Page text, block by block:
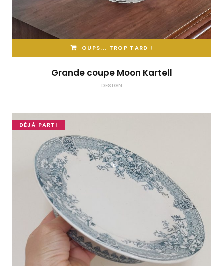
OUPS... TROP TARD !
Grande coupe Moon Kartell
DESIGN
DÉJÀ PARTI